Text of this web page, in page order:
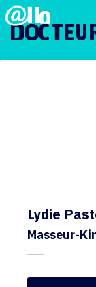
Lydie
Masseur-